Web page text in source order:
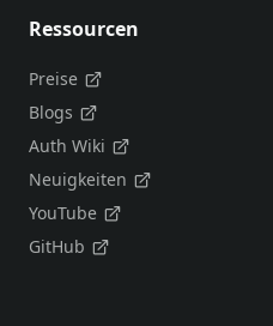
Ressourcen
Preise
Blogs
Auth Wiki
Neuigkeiten
YouTube
GitHub